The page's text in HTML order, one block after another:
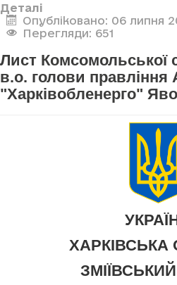
Деталі
Опубліковано: 06 липня
Перегляди: 651
Лист Комсомольської
в.о. голови правління
"Харківобленерго"
ХАРКІВСЬКА